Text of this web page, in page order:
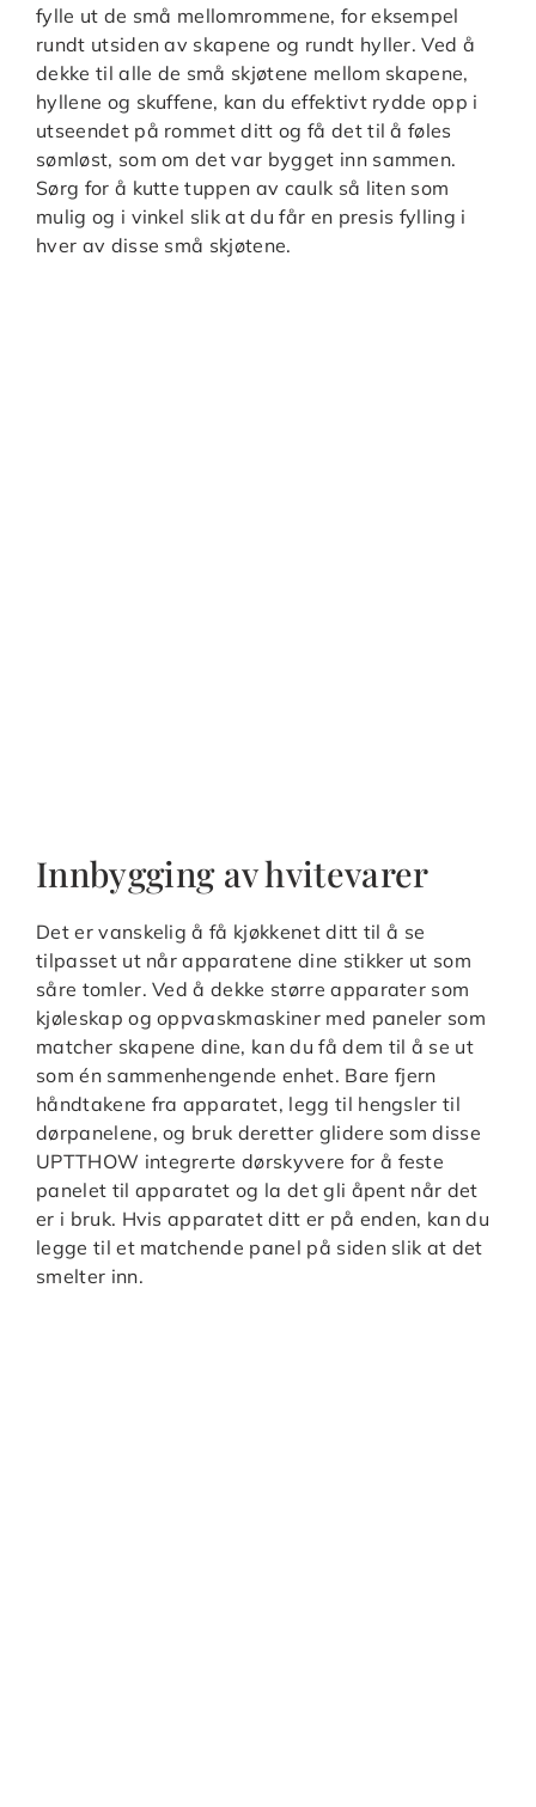
fylle ut de små mellomrommene, for eksempel
rundt utsiden av skapene og rundt hyller. Ved å
dekke til alle de små skjøtene mellom skapene,
hyllene og skuffene, kan du effektivt rydde opp i
utseendet på rommet ditt og få det til å føles
sømløst, som om det var bygget inn sammen.
Sørg for å kutte tuppen av caulk så liten som
mulig og i vinkel slik at du får en presis fylling i
hver av disse små skjøtene.
Innbygging av hvitevarer
Det er vanskelig å få kjøkkenet ditt til å se
tilpasset ut når apparatene dine stikker ut som
såre tomler. Ved å dekke større apparater som
kjøleskap og oppvaskmaskiner med paneler som
matcher skapene dine, kan du få dem til å se ut
som én sammenhengende enhet. Bare fjern
håndtakene fra apparatet, legg til hengsler til
dørpanelene, og bruk deretter glidere som disse
UPTTHOW integrerte dørskyvere for å feste
panelet til apparatet og la det gli åpent når det
er i bruk. Hvis apparatet ditt er på enden, kan du
legge til et matchende panel på siden slik at det
smelter inn.